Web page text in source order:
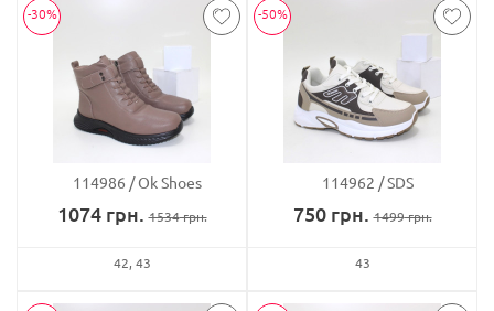
-30%
114986 Ok Shoes
1074грн. 1534грн.
42 43
-50%
114962 SDS
750грн. 1499грн.
43